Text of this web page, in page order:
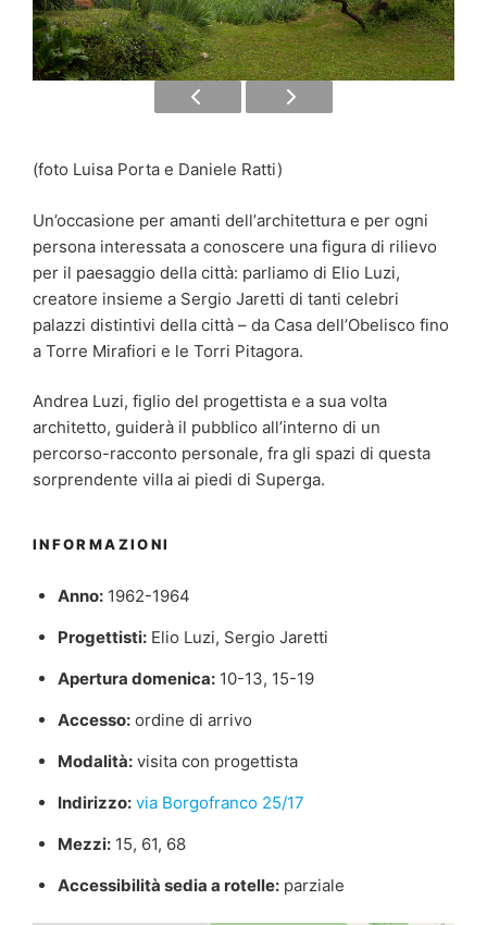
(foto Luisa Porta e Daniele Ratti)
Un’occasione per amanti dellʼarchitettura e per ogni
persona interessata a conoscere una figura di rilievo
per il paesaggio della città: parliamo di Elio Luzi,
creatore insieme a Sergio Jaretti di tanti celebri
palazzi distintivi della città – da Casa dell’Obelisco fino
a Torre Mirafiori e le Torri Pitagora.
Andrea Luzi, figlio del progettista e a sua volta
architetto, guiderà il pubblico allʼinterno di un
percorso-racconto personale, fra gli spazi di questa
sorprendente villa ai piedi di Superga.
INFORMAZIONI
Anno:1962-1964
Progettisti:Elio Luzi, Sergio Jaretti
Apertura domenica:10-13, 15-19
Accesso:ordine di arrivo
Modalità:visita con progettista
Indirizzo: via Borgofranco 25/17
Mezzi:15, 61, 68
Accessibilità sedia a rotelle:parziale